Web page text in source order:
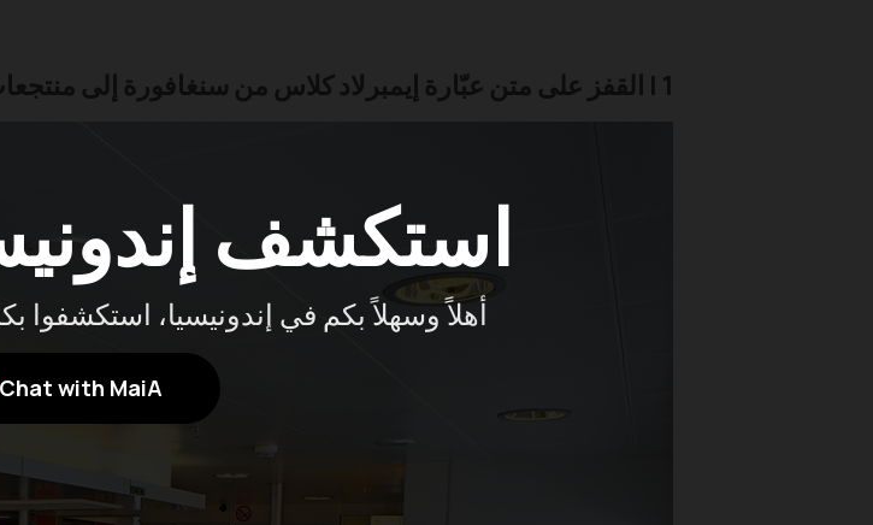
استكشف
أهلاً وسهلاً بكم في إندونيسيا، استكشفوا
Chat with MaiA
1 | القفز على متن عبّارة إيمبرلاد كلاس من سنغافورة إلى منتجعات بنتان